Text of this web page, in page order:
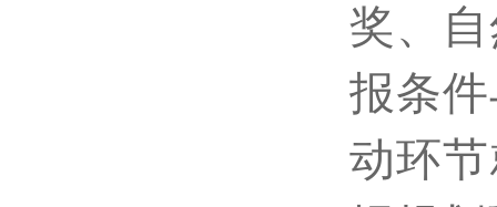
奖、
报条
动环